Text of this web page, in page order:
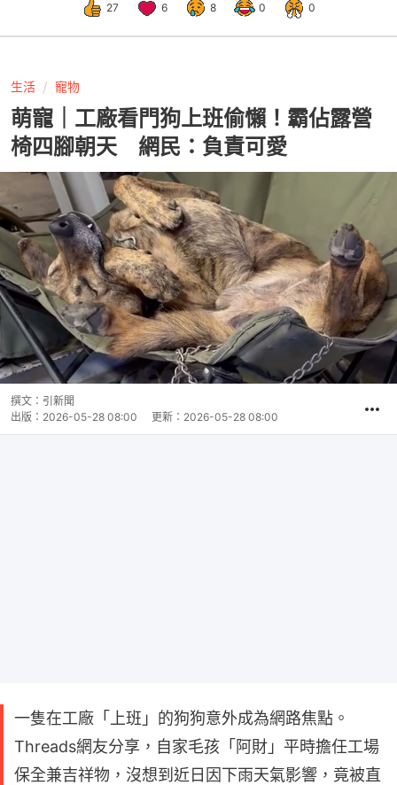
27 6 8 0 0
生活 寵物
萌寵｜工廠看門狗上班偷懶！霸佔露營
椅四腳朝天 網民：負責可愛
撰文： 引新聞
出版： 2026-05-28 08:00 更新： 2026-05-28 08:00
一隻在工廠「上班」的狗狗意外成為網路焦點。
Threads網友分享，自家毛孩「阿財」平時擔任工場
保全兼吉祥物，沒想到近日因下雨天氣影響，竟被直